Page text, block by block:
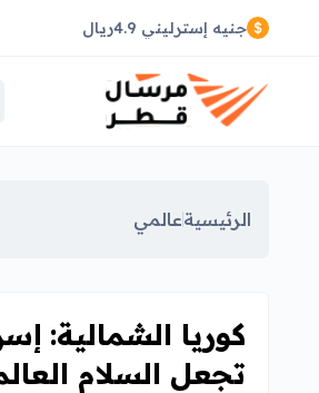
جنيه إسترليني 4.9ريال
الرئيسيةعالمي
كوريا الشمالية:
تجعل السلام